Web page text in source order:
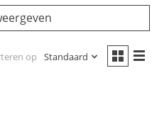
op Standaard